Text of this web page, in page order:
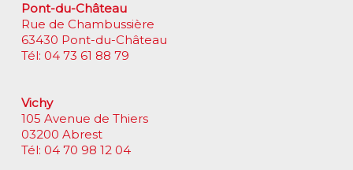
Pont-du-Château
Rue de Chambussière
63430 Pont-du-Château
Tél: 04 73 61 88 79
Vichy
105 Avenue de Thiers
03200 Abrest
Tél: 04 70 98 12 04